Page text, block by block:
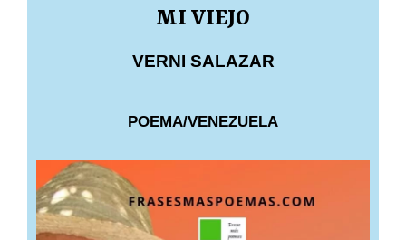
MI VIEJO
VERNI SALAZAR
POEMA/VENEZUELA